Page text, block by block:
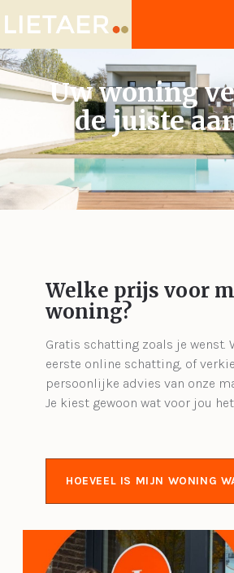
Uw woning
de juiste
Welke prijs voor
woning?
Gratis schatting zoals je wenst.
eerste online schatting, of
persoonlijke advies van onze
Je kiest gewoon wat voor jou
HOEVEEL IS MIJN WONING